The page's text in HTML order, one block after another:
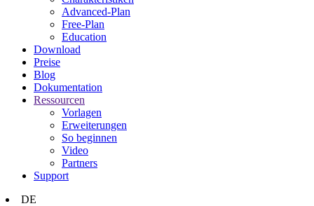
Advanced-Plan
Free-Plan
Education
Download
Preise
Blog
Dokumentation
Ressourcen
Vorlagen
Erweiterungen
So beginnen
Video
Partners
Support
DE